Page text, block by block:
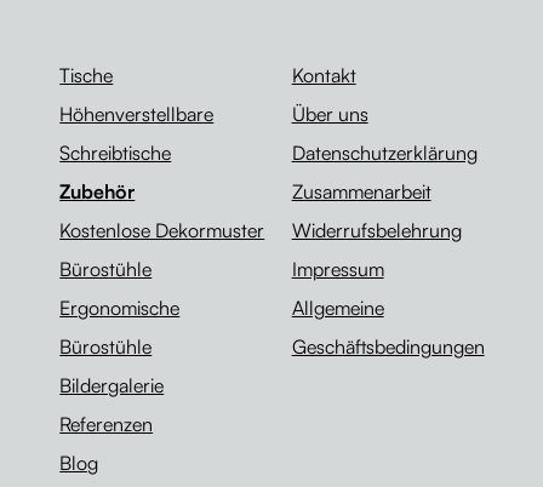
Tische
Höhenverstellbare
Schreibtische
Zubehör
Kostenlose Dekormuster
Bürostühle
Ergonomische
Bürostühle
Bildergalerie
Referenzen
Blog
Kontakt
Über uns
Datenschutzerklärung
Zusammenarbeit
Widerrufsbelehrung
Impressum
Allgemeine
Geschäftsbedingungen